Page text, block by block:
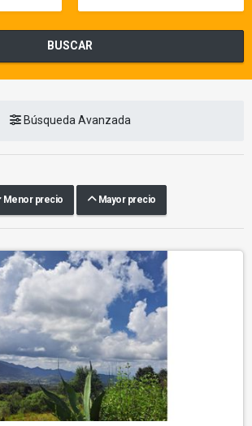
BUSCAR
Búsqueda Avanzada
Menor precio Mayor precio